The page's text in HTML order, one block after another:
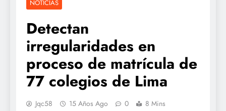
NOTICIAS
Detectan
irregularidades en
proceso de matrícula de
77 colegios de Lima
Jqc58 15 Años Ago 0 8 Mins